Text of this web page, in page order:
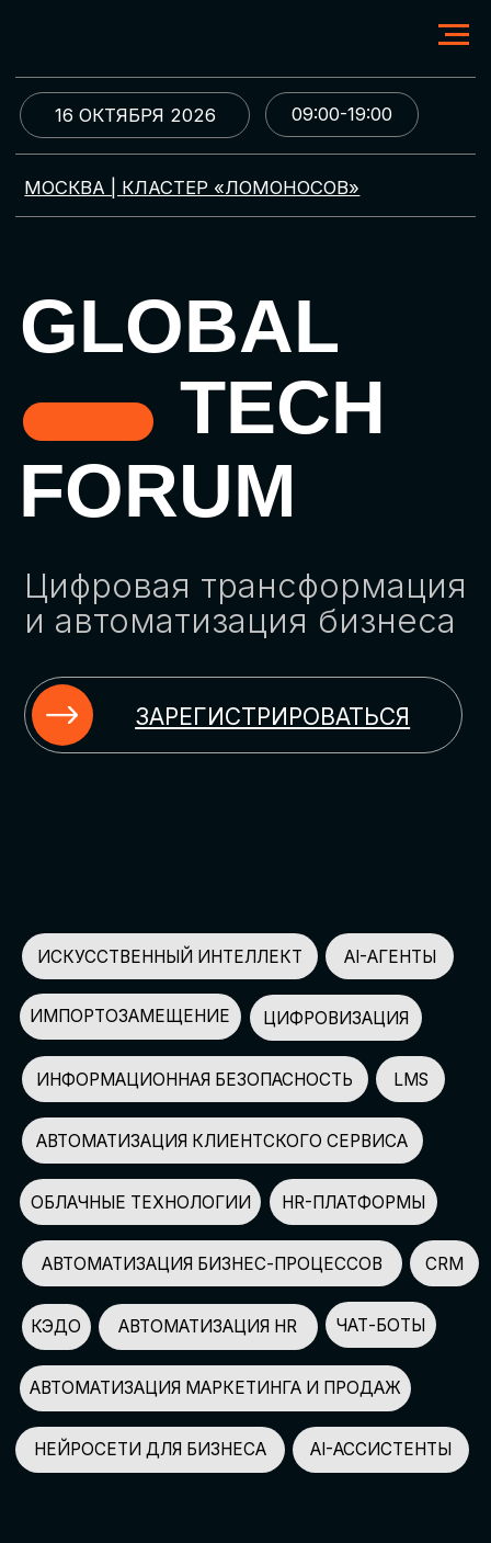
МОСКВА | КЛАСТЕР «ЛОМОНОСОВ»
GLOBAL
TECH
FORUM
Цифровая трансформация
и автоматизация бизнеса
ЗАРЕГИСТРИРОВАТЬСЯ
09:00-19:00
16 ОКТЯБРЯ 2026
ИСКУССТВЕННЫЙ ИНТЕЛЛЕКТ
НЕЙРОСЕТИ ДЛЯ БИЗНЕСА
КЭДО
ЦИФРОВИЗАЦИЯ
АВТОМАТИЗАЦИЯ HR
АВТОМАТИЗАЦИЯ МАРКЕТИНГА И ПРОДАЖ
AI-АССИСТЕНТЫ
ЧАТ-БОТЫ
ИМПОРТОЗАМЕЩЕНИЕ
СПИКЕРОВ
150+
ПАРТНЕРОВ
100+
УЧАСТНИКОВ
2500+
GLOBAL TECH FORUM –